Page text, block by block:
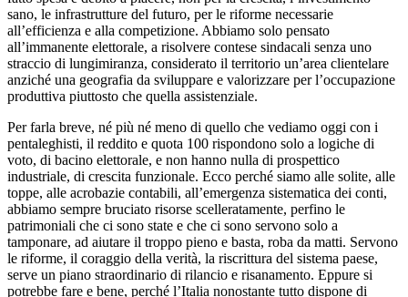
sano, le infrastrutture del futuro, per le riforme necessarie
all’efficienza e alla competizione. Abbiamo solo pensato
all’immanente elettorale, a risolvere contese sindacali senza uno
straccio di lungimiranza, considerato il territorio un’area clientelare
anziché una geografia da sviluppare e valorizzare per l’occupazione
produttiva piuttosto che quella assistenziale.
Per farla breve, né più né meno di quello che vediamo oggi con i
pentaleghisti, il reddito e quota 100 rispondono solo a logiche di
voto, di bacino elettorale, e non hanno nulla di prospettico
industriale, di crescita funzionale. Ecco perché siamo alle solite, alle
toppe, alle acrobazie contabili, all’emergenza sistematica dei conti,
abbiamo sempre bruciato risorse scelleratamente, perfino le
patrimoniali che ci sono state e che ci sono servono solo a
tamponare, ad aiutare il troppo pieno e basta, roba da matti. Servono
le riforme, il coraggio della verità, la riscrittura del sistema paese,
serve un piano straordinario di rilancio e risanamento. Eppure si
potrebbe fare e bene, perché l’Italia nonostante tutto dispone di